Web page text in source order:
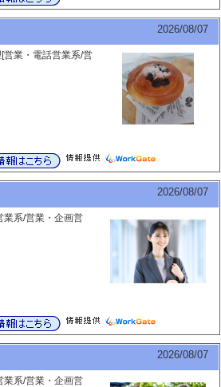
2026/08/07
営業・電話営業系/営
2026/08/07
業系/営業・企画営
2026/08/07
業系/営業・企画営